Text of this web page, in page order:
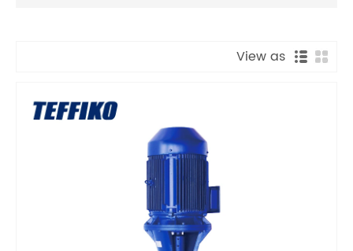
View as